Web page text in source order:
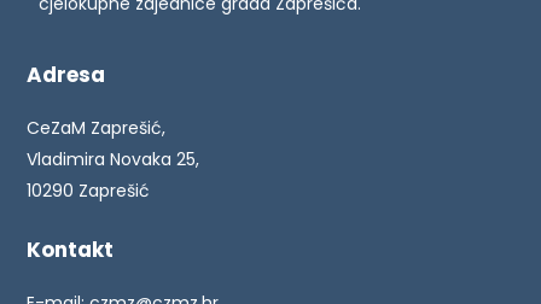
Adresa
CeZaM Zaprešić,
Vladimira Novaka 25,
10290 Zaprešić
Kontakt